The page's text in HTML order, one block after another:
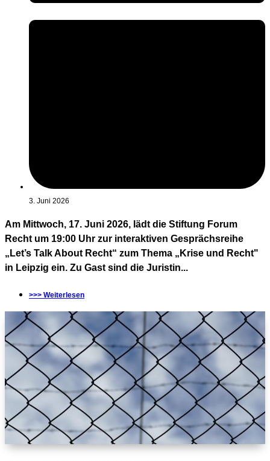
3. Juni 2026
Am Mittwoch, 17. Juni 2026, lädt die Stiftung Forum
Recht um 19:00 Uhr zur interaktiven Gesprächsreihe
„Let’s Talk About Recht“ zum Thema „Krise und Recht"
in Leipzig ein. Zu Gast sind die Juristin...
>>> Weiterlesen